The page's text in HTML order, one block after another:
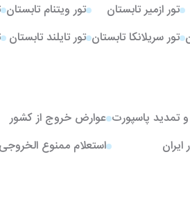
تور ازمیر تابستان
تور سریلانکا تابستان
تور ویتنام تابستان
تور تایلند تابستان
تمدید پاسپورت عوارض خروج از کشور
استعلام ممنوع